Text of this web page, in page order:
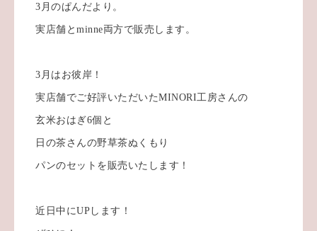
3月のぱんだより。
実店舗とminne両方で販売します。
3月はお彼岸！
実店舗でご好評いただいたMINORI工房さんの
玄米おはぎ6個と
日の茶さんの野草茶ぬくもり
パンのセットを販売いたします！
近日中にUPします！